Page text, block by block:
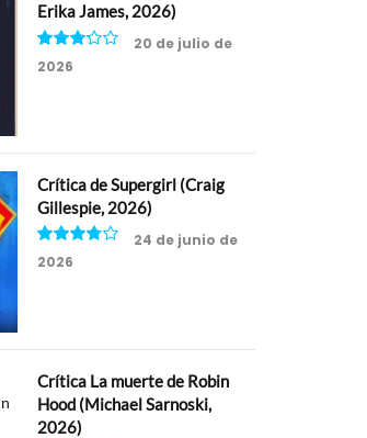
Erika James, 2026)
6.5
20 de julio de
2026
Crítica de Supergirl (Craig
Gillespie, 2026)
7.5
24 de junio de
2026
Crítica La muerte de Robin
Hood (Michael Sarnoski,
2026)